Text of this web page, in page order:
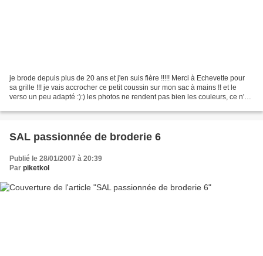
je brode depuis plus de 20 ans et j'en suis fière !!!!! Merci à Echevette pour
sa grille !!! je vais accrocher ce petit coussin sur mon sac à mains !! et le
verso un peu adapté :):) les photos ne rendent pas bien les couleurs, ce n'est
SAL passionnée de broderie 6
Publié le 28/01/2007 à 20:39
Par piketkol